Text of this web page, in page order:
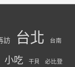
訪 台北 台南
小吃 干貝 必比登